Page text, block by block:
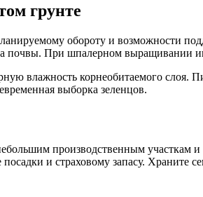
грунте
обороту и возможности
почвы. При шпалерном
влажность корнеобитаемого слоя.
выборка зеленцов.
производственным
и страховому запасу. Храните